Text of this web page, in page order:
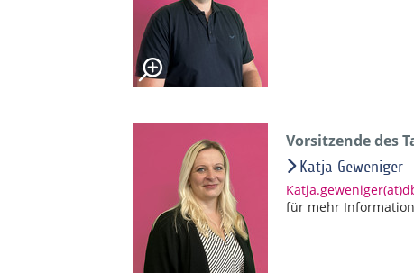
Vorsitzende des
Katja Geweniger
für mehr